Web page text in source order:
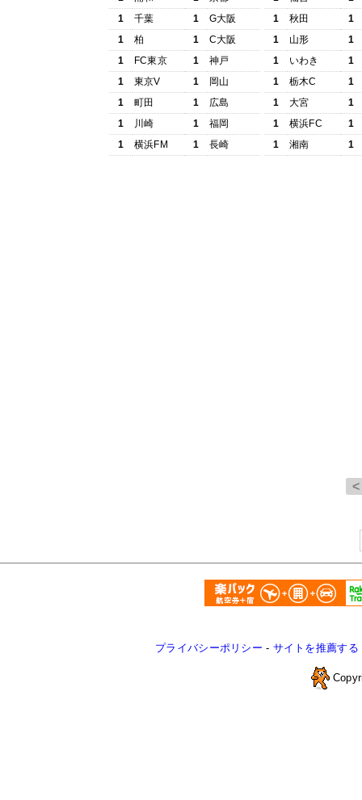
1
千葉 1
G大阪
1
柏 1
C大阪
1
FC東京 1
神戸
1
東京V 1
岡山
1
町田 1
広島
1
川崎 1
福岡
1
横浜FM 1 長崎
1
秋田
1
1
山形
1
1
いわき
1
1
栃木C
1
1
大宮
1
1
横浜FC
1
1
湘南 1
プライバシーポリシー - サイトを推薦する